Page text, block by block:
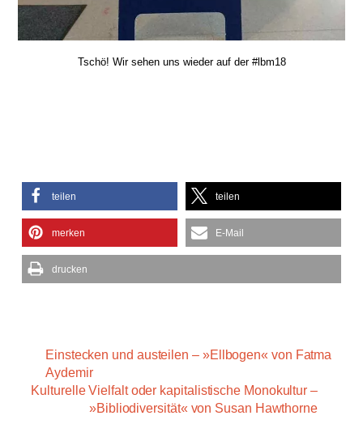
Tschö! Wir sehen uns wieder auf der #lbm18
teilen teilen
merken E-Mail
drucken
Einstecken und austeilen – »Ellbogen« von Fatma
Aydemir
Kulturelle Vielfalt oder kapitalistische Monokultur –
»Bibliodiversität« von Susan Hawthorne